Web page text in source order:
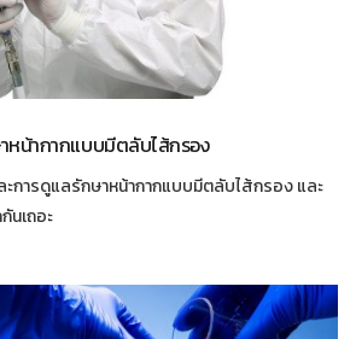
หน้ากากแบบมีตลับไส้กรอง
ะการดูแลรักษาหน้ากากแบบมีตลับไส้กรอง และ
นเถอะ